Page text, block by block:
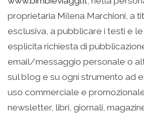
proprietaria Milena Marchioni, a
esclusiva, a pubblicare i testi e
esplicita richiesta di
email/messaggio personale o
sul blog e su ogni strumento ad
uso commerciale e
newsletter, libri, giornali,